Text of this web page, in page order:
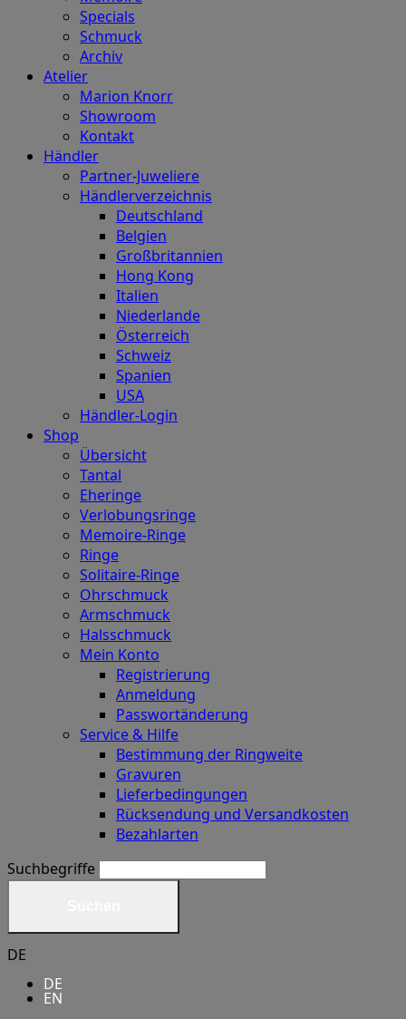
Specials
Schmuck
Archiv
Atelier
Marion Knorr
Showroom
Kontakt
Händler
Partner-Juweliere
Händlerverzeichnis
Deutschland
Belgien
Großbritannien
Hong Kong
Italien
Niederlande
Österreich
Schweiz
Spanien
USA
Händler-Login
Shop
Übersicht
Tantal
Eheringe
Verlobungsringe
Memoire-Ringe
Ringe
Solitaire-Ringe
Ohrschmuck
Armschmuck
Halsschmuck
Mein Konto
Registrierung
Anmeldung
Passwortänderung
Service & Hilfe
Bestimmung der Ringweite
Gravuren
Lieferbedingungen
Rücksendung und Versandkosten
Bezahlarten
Suchbegriffe
DE
DE
EN